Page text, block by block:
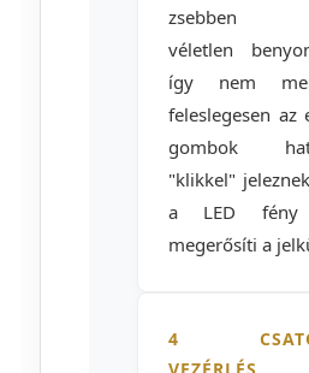
zsebben
véletlen
így nem
feleslegesen az
gombok
"klikkel"
a LED fény
megerősíti a
4